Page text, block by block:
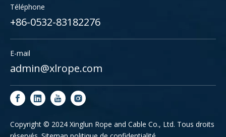
Téléphone
+86-0532-83182276
E-mail
admin@xlrope.com
Copyright © 2024 Xinglun Rope and Cable Co., Ltd. Tous droits